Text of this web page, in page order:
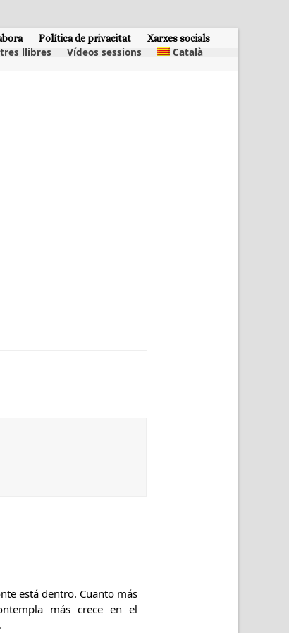
Política de privacitat Xarxes socials
llibres Vídeos sessions Català
está dentro. Cuanto más
más crece en el